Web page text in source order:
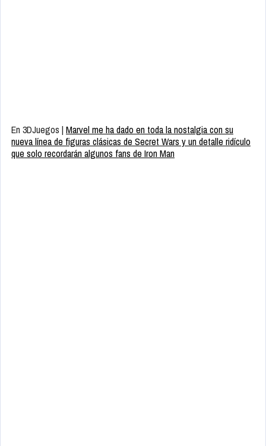
En 3DJuegos | Marvel me ha dado en toda la nostalgia con su
nueva línea de figuras clásicas de Secret Wars y un detalle ridículo
que solo recordarán algunos fans de Iron Man